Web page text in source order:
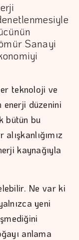
Sanayi
teknoloji ve
düzenini
bütün bu
kaynağıyla
Ne var ki
yeni
anlama